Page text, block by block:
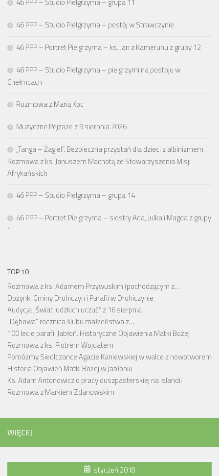
46 PPP – Studio Pielgrzyma – postój w Strawczynie
46 PPP – Portret Pielgrzyma – ks. Jan z Kamerunu z grupy 12
46 PPP – Studio Pielgrzyma – pielgrzymi na postoju w
Chełmcach
Rozmowa z Marią Koc
Muzyczne Pejzaże z 9 sierpnia 2026
„Tanga – Żagiel”. Bezpieczna przystań dla dzieci z albinizmem.
Rozmowa z ks. Januszem Machotą ze Stowarzyszenia Misji
Afrykańskich
46 PPP – Studio Pielgrzyma – grupa 14
46 PPP – Portret Pielgrzyma – siostry Ada, Julka i Magda z grupy
1
TOP 10
Rozmowa z ks. Adamem Przywuskim (pochodzącym z…
Dożynki Gminy Drohiczyn i Parafii w Drohiczynie
Audycja „Świat ludzkich uczuć” z 16 sierpnia
„Dębowa” rocznica ślubu małżeństwa z…
100 lecie parafii Jabłoń. Historyczne Objawienia Matki Bożej
Rozmowa z ks. Piotrem Wojdatem
Pomóżmy Siedlczance Agacie Kaniewskiej w walce z nowotworem
Historia Objawień Matki Bożej w Jabłoniu
Ks. Adam Antonowicz o pracy duszpasterskiej na Islandii
Rozmowa z Markiem Zdanowskim
WIĘCEJ
styczeń 2018